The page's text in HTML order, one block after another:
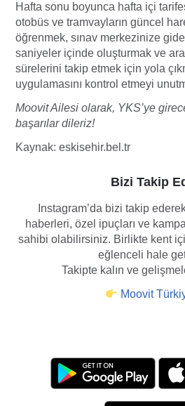
Hafta sonu boyunca hafta içi
otobüs ve tramvayların güncel
öğrenmek, sınav merkezinize
saniyeler içinde oluşturmak ve
sürelerini takip etmek için yola
uygulamasını kontrol etmeyi
Moovit Ailesi olarak, YKS’ye
başarılar dileriz!
Kaynak: eskisehir.bel.tr
Bizi Takip
Instagram’da bizi takip
haberleri, özel ipuçları ve
sahibi olabilirsiniz. Birlikte kent içi
eğlenceli hale
Takipte kalın ve
Moovit